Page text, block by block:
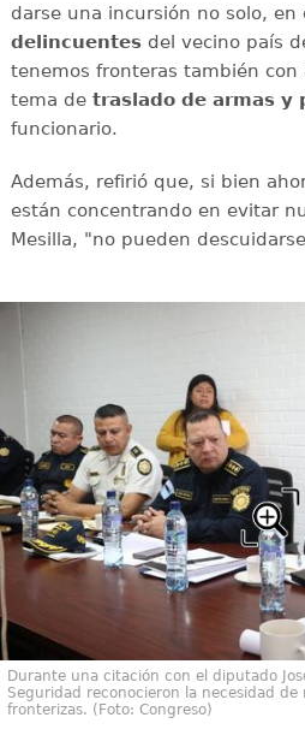
darse una incursión no solo, en
delincuentesdel vecino país
tenemos fronteras también
tema de traslado de armas y
funcionario.
Además, refirió que, si bien
están concentrando en evitar
Mesilla, "no pueden
Durante una citación con el diputado
Seguridad reconocieron la necesidad
fronterizas. (Foto: Congreso)